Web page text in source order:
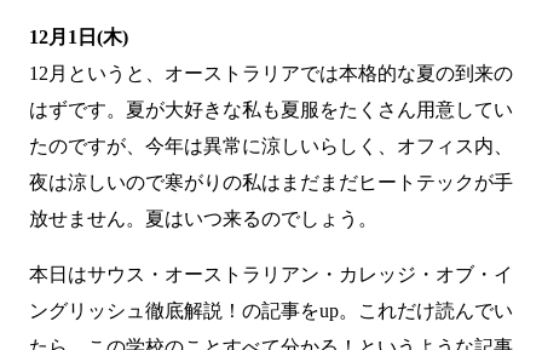
12月1日(木)
12月というと、オーストラリアでは本格的な夏の到来の
はずです。夏が大好きな私も夏服をたくさん用意してい
たのですが、今年は異常に涼しいらしく、オフィス内、
夜は涼しいので寒がりの私はまだまだヒートテックが手
放せません。夏はいつ来るのでしょう。
本日はサウス・オーストラリアン・カレッジ・オブ・イ
ングリッシュ徹底解説！ の記事をup。これだけ読んでい